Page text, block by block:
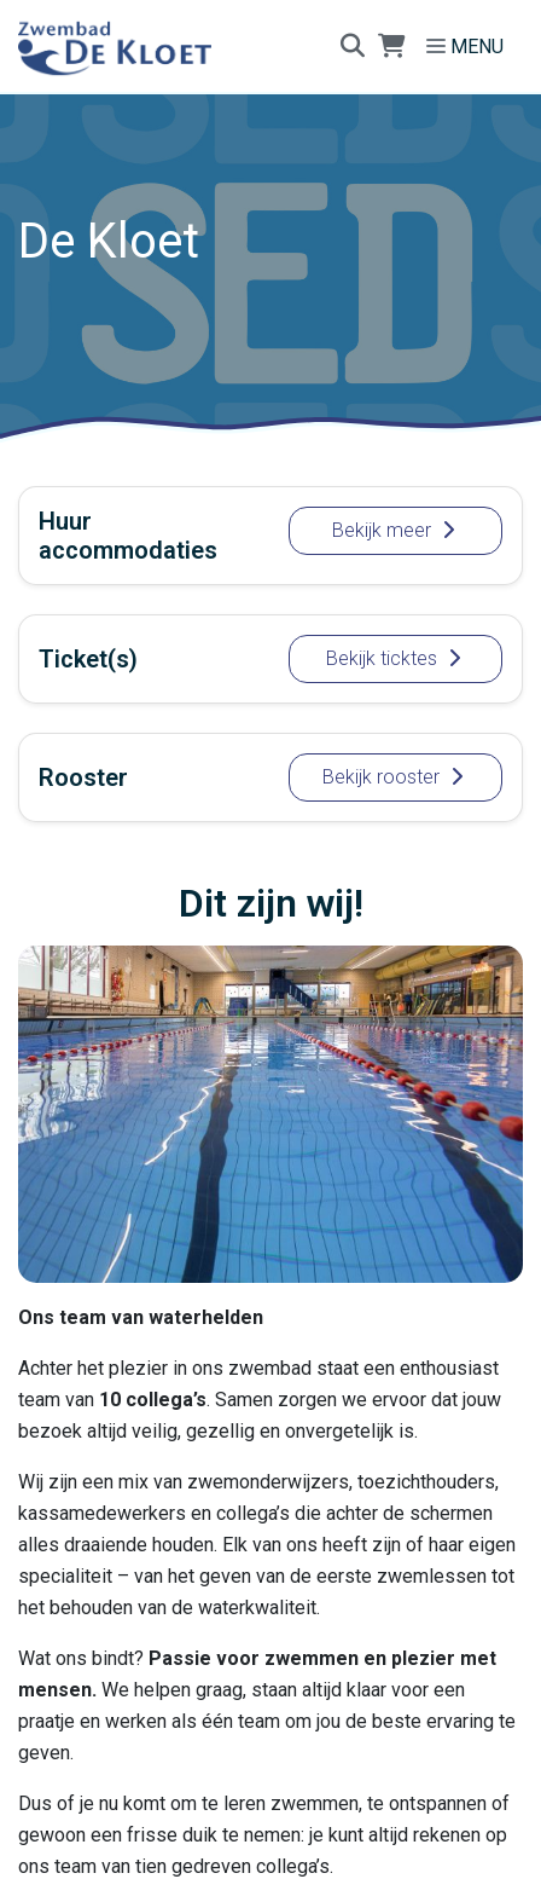
Direct naar de inhoud van de pagina
MENU
De Kloet
Huur
accommodaties
Bekijk meer
Ticket(s) Bekijk ticktes
Rooster Bekijk rooster
Dit zijn wij!
Ons team van waterhelden
Achter het plezier in ons zwembad staat een enthousiast
team van 10 collega’s. Samen zorgen we ervoor dat jouw
bezoek altijd veilig, gezellig en onvergetelijk is.
Wij zijn een mix van zwemonderwijzers, toezichthouders,
kassamedewerkers en collega’s die achter de schermen
alles draaiende houden. Elk van ons heeft zijn of haar eigen
specialiteit – van het geven van de eerste zwemlessen tot
het behouden van de waterkwaliteit.
Wat ons bindt? Passie voor zwemmen en plezier met
mensen. We helpen graag, staan altijd klaar voor een
praatje en werken als één team om jou de beste ervaring te
geven.
Dus of je nu komt om te leren zwemmen, te ontspannen of
gewoon een frisse duik te nemen: je kunt altijd rekenen op
ons team van tien gedreven collega’s.